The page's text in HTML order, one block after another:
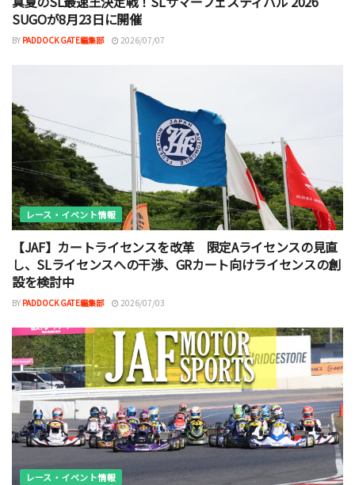
SUGOが8月23日に開催
BY PADDOCK GATE編集部 2026/07/07
レース・イベント情報
【JAF】カートライセンスを改革 限定Aライセンスの見直
し、SLライセンスへの干渉、GRカート向けライセンスの創
設を検討中
BY PADDOCK GATE編集部 2026/07/03
レース・イベント情報